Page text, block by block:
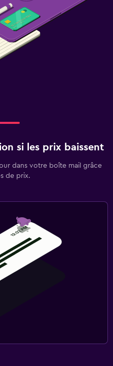
si les prix baissent
dans votre boîte mail grâce
de prix.